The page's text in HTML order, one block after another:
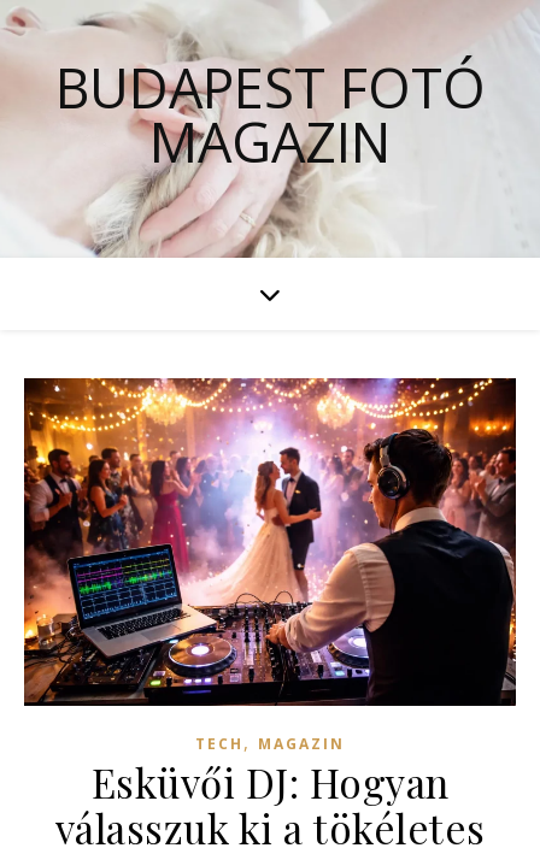
BUDAPEST FOTÓ
MAGAZIN
TECH , MAGAZIN
Esküvői DJ: Hogyan
válasszuk ki a tökéletes